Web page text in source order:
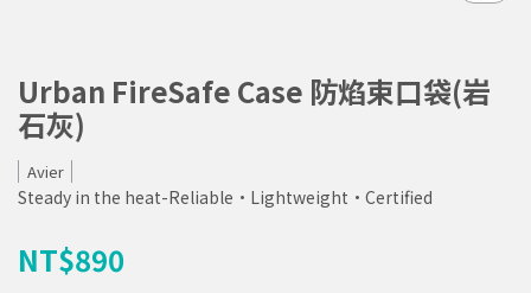
Urban FireSafe Case 防焰束口袋(岩
石灰)
Avier
Steady in the heat-Reliable•Lightweight•Certified
NT$890